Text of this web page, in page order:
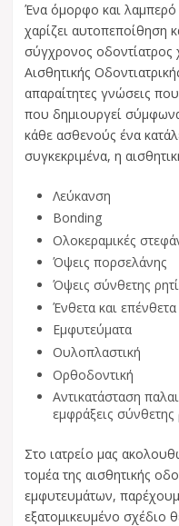
Ένα όμορφο και
χαρίζει αυτοπεποίθηση
σύγχρονος οδοντίατρος
Αισθητικής
απαραίτητες γνώσεις
που δημιουργεί σύμφωνα
κάθε ασθενούς ένα
συγκεκριμένα, η
Λεύκανση
Bonding
Ολοκεραμικές
Όψεις πορσελάνης
Όψεις σύνθετης
Ένθετα και
Εμφυτεύματα
Ουλοπλαστική
Ορθοδοντική
Αντικατάσταση
εμφράξεις σύνθετης
Στο ιατρείο μας
τομέα της αισθητικής
εμφυτευμάτων,
εξατομικευμένο σχέδιο